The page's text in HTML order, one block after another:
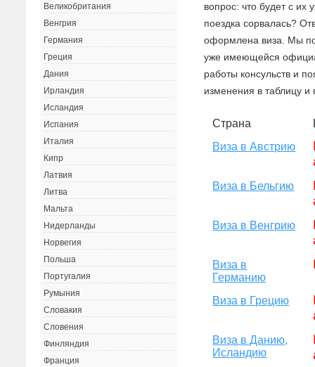
вопрос: что будет с
поездка сорвалась?
оформлена виза. Мы
уже имеющейся
работы консульств и
изменения в таблицу и
Страна
Виза в Австрию
Виза в Бельгию
Виза в Венгрию
Виза в
Германию
Виза в Грецию
Виза в Данию,
Исландию
Великобритания
Венгрия
Германия
Греция
Дания
Ирландия
Исландия
Испания
Италия
Кипр
Латвия
Литва
Мальта
Нидерланды
Норвегия
Польша
Португалия
Румыния
Словакия
Словения
Финляндия
Франция